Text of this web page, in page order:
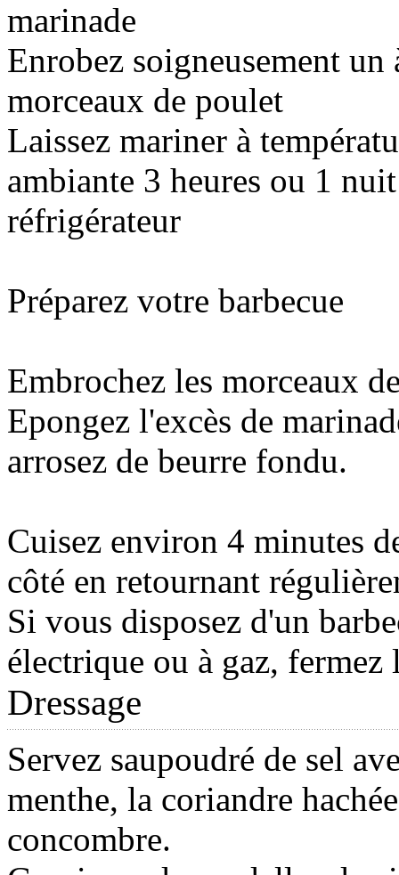
marinade
Enrobez soigneusement un
morceaux de poulet
Laissez mariner à
ambiante 3 heures ou 1
réfrigérateur
Préparez votre barbecue
Embrochez les morceaux
Epongez l'excès de
arrosez de beurre fondu.
Cuisez environ 4 minutes
côté en retournant
Si vous disposez d'un
électrique ou à gaz, fermez
Dressage
Servez saupoudré de sel
menthe, la coriandre
concombre.